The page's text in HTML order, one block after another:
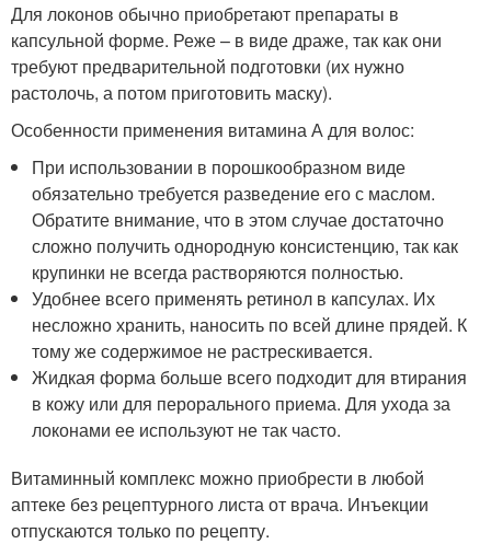
Для локонов обычно приобретают препараты в
капсульной форме. Реже – в виде драже, так как они
требуют предварительной подготовки (их нужно
растолочь, а потом приготовить маску).
Особенности применения витамина А для волос:
При использовании в порошкообразном виде
обязательно требуется разведение его с маслом.
Обратите внимание, что в этом случае достаточно
сложно получить однородную консистенцию, так как
крупинки не всегда растворяются полностью.
Удобнее всего применять ретинол в капсулах. Их
несложно хранить, наносить по всей длине прядей. К
тому же содержимое не растрескивается.
Жидкая форма больше всего подходит для втирания
в кожу или для перорального приема. Для ухода за
локонами ее используют не так часто.
Витаминный комплекс можно приобрести в любой
аптеке без рецептурного листа от врача. Инъекции
отпускаются только по рецепту.